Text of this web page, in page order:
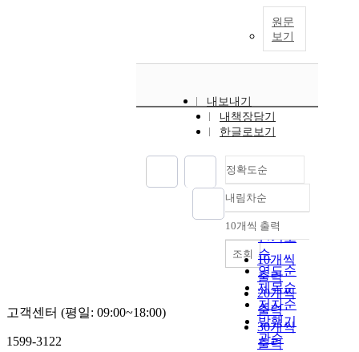
원문
보기
내보내기
내책장담기
한글로보기
정확도순
정확도
순
인기도
순
연도순
제목순
저자순
발행기
관순
내림차순
내림차순
10개씩 출력
10개씩
출력
20개씩
출력
30개씩
출력
조회
고객센터 (평일: 09:00~18:00)
1599-3122